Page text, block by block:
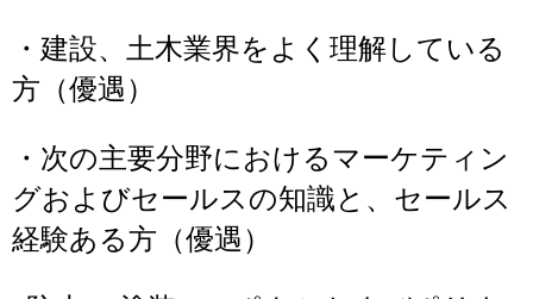
・建設、土木業界をよく理解している
方（優遇）
・次の主要分野におけるマーケティン
グおよびセールスの知識と、セールス
経験ある方（優遇）